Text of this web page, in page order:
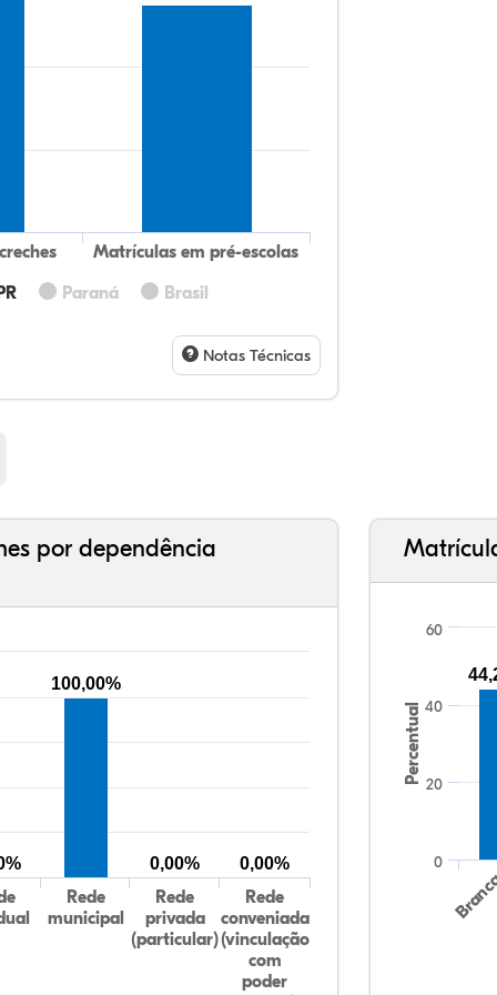
Paraná Brasil
Matrículas em pré-escolas
Notas Técnicas
por dependência
Rede
municipal
Rede
privada
(particular)
Rede
conveniada
(vinculação
com
poder
100,00%
0,00% 0,00%
Percentual
0
20
40
60